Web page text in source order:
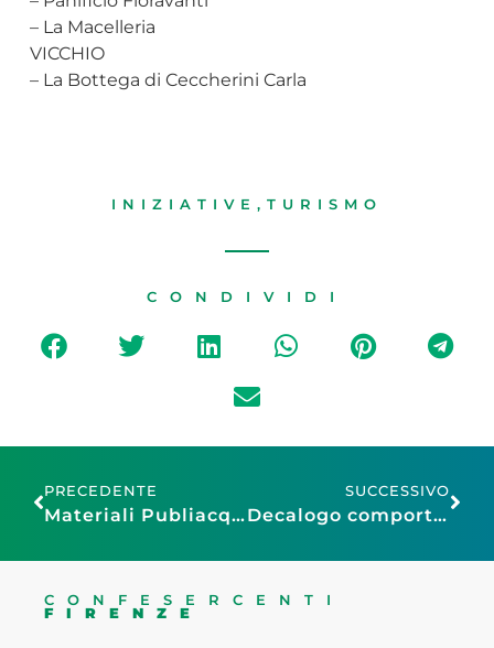
– La Macelleria
VICCHIO
– La Bottega di Ceccherini Carla
INIZIATIVE , TURISMO
CONDIVIDI
PRECEDENTE
Materiali Publiacqua per chiusura su via Bolognese 29/07 – 10/09
SUCCESSIVO
Decalogo comportamentale a beneficio dei turisti
CONFESERCENTI
FIRENZE